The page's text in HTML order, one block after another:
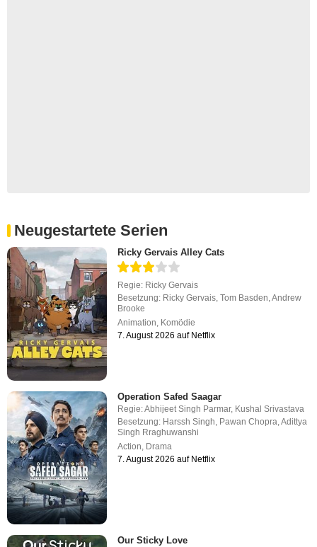
Neugestartete Serien
Ricky Gervais Alley Cats
Regie: Ricky Gervais
Besetzung: Ricky Gervais,Tom Basden,Andrew
Brooke
Animation, Komödie
7. August 2026 auf Netflix
Operation Safed Saagar
Regie:Abhijeet Singh Parmar, Kushal Srivastava
Besetzung: Harssh Singh Pawan Chopra ,Adittya
Singh Rraghuwanshi
Action Drama
7. August 2026 auf Netflix
Our Sticky Love